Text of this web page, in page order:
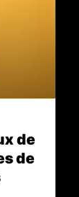
de
de